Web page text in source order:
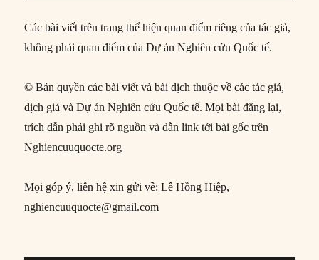
Các bài viết trên trang thể hiện quan điểm riêng của tác giả,
không phải quan điểm của Dự án Nghiên cứu Quốc tế.
© Bản quyền các bài viết và bài dịch thuộc về các tác giả,
dịch giả và Dự án Nghiên cứu Quốc tế. Mọi bài đăng lại,
trích dẫn phải ghi rõ nguồn và dẫn link tới bài gốc trên
Nghiencuuquocte.org
Mọi góp ý, liên hệ xin gửi về: Lê Hồng Hiệp,
nghiencuuquocte@gmail.com